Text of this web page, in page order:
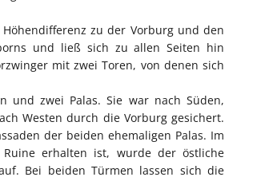
zu der Vorburg und den
und ließ sich zu allen Seiten hin
mit zwei Toren, von denen sich
und zwei Palas. Sie war nach Süden,
Westen durch die Vorburg gesichert.
der beiden ehemaligen Palas. Im
erhalten ist, wurde der östliche
Bei beiden Türmen lassen sich die